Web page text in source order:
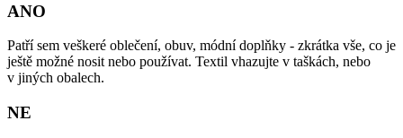
ANO
Patří sem veškeré oblečení, obuv, módní doplňky - zkrátka vše, co je
ještě možné nosit nebo používat. Textil vhazujte v taškách, nebo
v jiných obalech.
NE